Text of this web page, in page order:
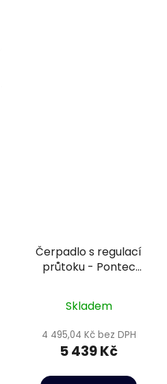
Čerpadlo s regulací
průtoku - Pontec
Skladem
4 495,04 Kč bez DPH
5 439 Kč